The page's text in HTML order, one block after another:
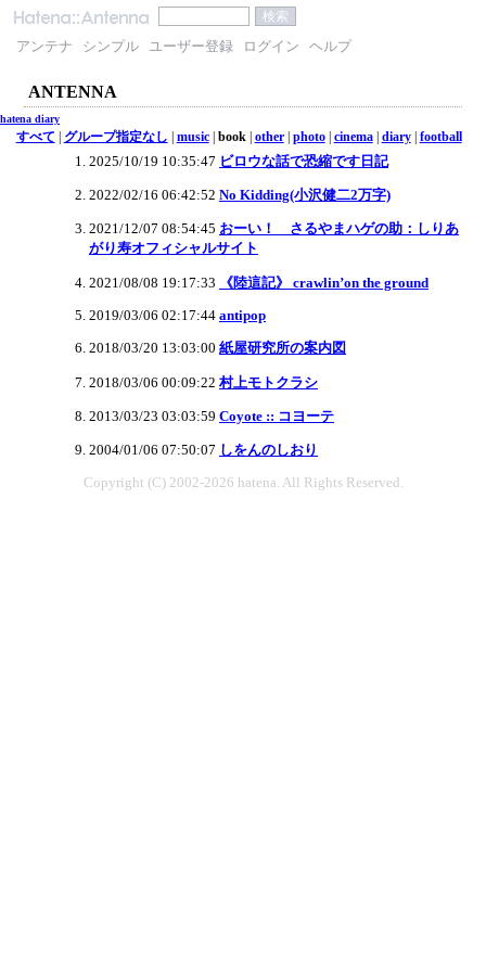
アンテナ シンプル ユーザー登録 ログイン ヘルプ
ANTENNA
hatena diary
すべて | グループ指定なし | music| book| other| photo| cinema| diary| football
2025/10/19 10:35:47 ビロウな話で恐縮です日記
2022/02/16 06:42:52 No Kidding(小沢健二2万字)
2021/12/07 08:54:45 おーい！ さるやまハゲの助：しりあ
がり寿オフィシャルサイト
2021/08/08 19:17:33 《陸這記》 crawlin’on the ground
2019/03/06 02:17:44 antipop
2018/03/20 13:03:00 紙屋研究所の案内図
2018/03/06 00:09:22 村上モトクラシ
2013/03/23 03:03:59 Coyote :: コヨーテ
2004/01/06 07:50:07 しをんのしおり
Copyright (C) 2002-2026 hatena. All Rights Reserved.